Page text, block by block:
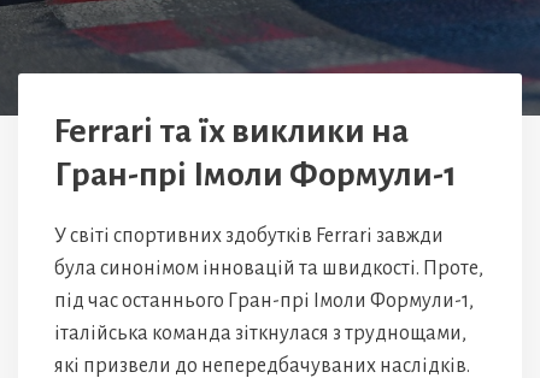
Ferrari та їх виклики на
Гран-прі Імоли Формули-1
У світі спортивних здобутків Ferrari завжди
була синонімом інновацій та швидкості. Проте,
під час останнього Гран-прі Імоли Формули-1,
італійська команда зіткнулася з труднощами,
які призвели до непередбачуваних наслідків.